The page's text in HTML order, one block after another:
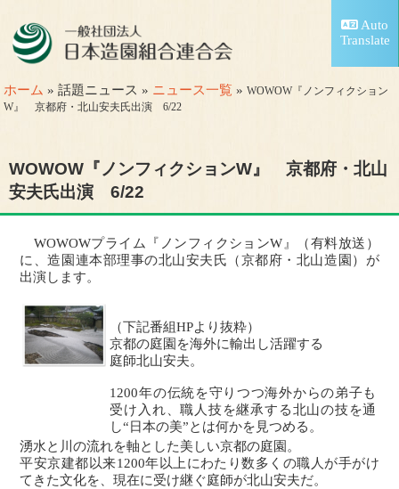
Auto
Translate
ホーム » 話題ニュース » ニュース一覧 »WOWOW『ノンフィクション
W』 京都府・北山安夫氏出演 6/22
WOWOW『ノンフィクションW』 京都府・北山
安夫氏出演 6/22
WOWOWプライム『ノンフィクションW』（有料放送）
に、造園連本部理事の北山安夫氏（京都府・北山造園）が
出演します。
（下記番組HPより抜粋）
京都の庭園を海外に輸出し活躍する
庭師北山安夫。
1200年の伝統を守りつつ海外からの弟子も
受け入れ、職人技を継承する北山の技を通
し“日本の美”とは何かを見つめる。
湧水と川の流れを軸とした美しい京都の庭園。
平安京建都以来1200年以上にわたり数多くの職人が手がけ
てきた文化を、現在に受け継ぐ庭師が北山安夫だ。